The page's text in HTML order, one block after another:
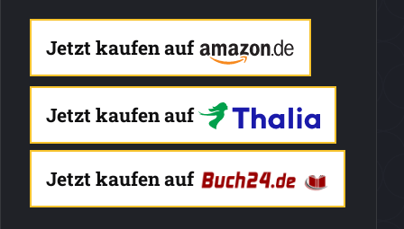
Jetzt kaufen auf
Jetzt kaufen auf
Jetzt kaufen auf